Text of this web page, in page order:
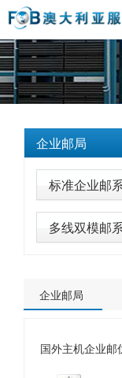
企业邮局
标准企业邮
多线双模邮
企业邮局
国外主机企业